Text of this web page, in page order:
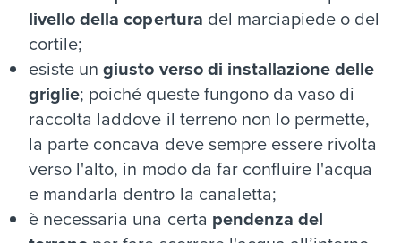
livello della copertura del marciapiede o del
cortile;
esiste ungiusto verso di installazione delle
griglie; poiché queste fungono da vaso di
raccolta laddove il terreno non lo permette,
la parte concava deve sempre essere rivolta
verso l'alto, in modo da far confluire l'acqua
e mandarla dentro la canaletta;
è necessaria una certa pendenza del